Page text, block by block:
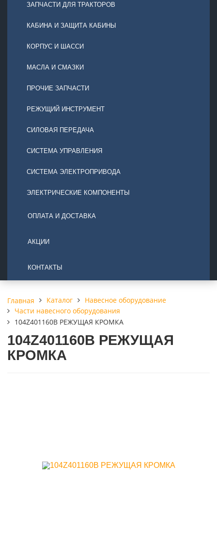
ЗАПЧАСТИ ДЛЯ ТРАКТОРОВ
КАБИНА И ЗАЩИТА КАБИНЫ
КОРПУС И ШАССИ
МАСЛА И СМАЗКИ
ПРОЧИЕ ЗАПЧАСТИ
РЕЖУЩИЙ ИНСТРУМЕНТ
СИЛОВАЯ ПЕРЕДАЧА
СИСТЕМА УПРАВЛЕНИЯ
СИСТЕМА ЭЛЕКТРОПРИВОДА
ЭЛЕКТРИЧЕСКИЕ КОМПОНЕНТЫ
ОПЛАТА И ДОСТАВКА
АКЦИИ
КОНТАКТЫ
Главная Каталог
Навесное оборудование
Части навесного оборудования
104Z401160B РЕЖУЩАЯ КРОМКА
104Z401160B РЕЖУЩАЯ
КРОМКА